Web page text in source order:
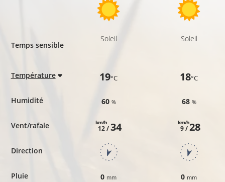
Temps sensible
Température
Humidité
Vent/rafale
Direction
Pluie
Soleil
19°C
60 %
12 /
km/h 34
0 mm
Soleil
18°C
68 %
9 /
km/h28
0 mm